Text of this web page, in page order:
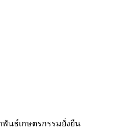
นธ์เกษตรกรรมยั่งยืน